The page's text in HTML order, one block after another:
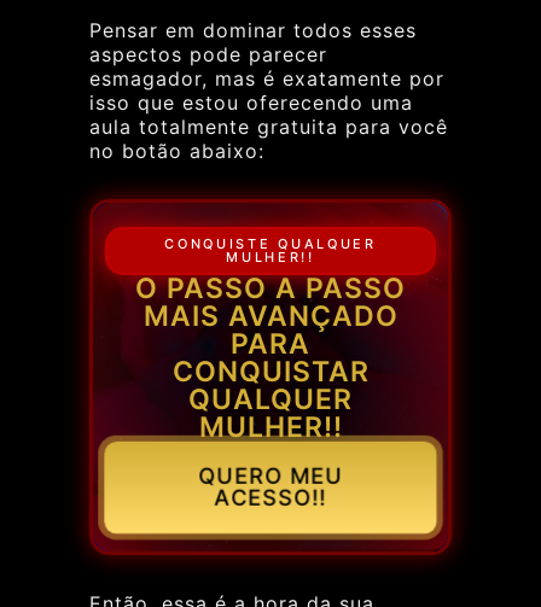
Pensar em dominar todos esses
aspectos pode parecer
esmagador, mas é exatamente por
isso que estou oferecendo uma
aula totalmente gratuita para você
no botão abaixo:
CONQUISTE QUALQUER
MULHER!!
O PASSO A PASSO
MAIS AVANÇADO
PARA
CONQUISTAR
QUALQUER
MULHER!!
QUERO MEU
ACESSO!!